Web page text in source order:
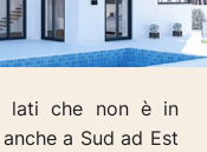
lati che non è in
a Sud ad Est